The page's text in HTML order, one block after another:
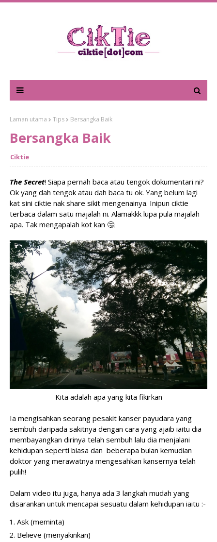
Laman utama Tips Bersangka Baik
Bersangka Baik
Ciktie
The Secret! Siapa pernah baca atau tengok dokumentari ni?
Ok yang dah tengok atau dah baca tu ok. Yang belum lagi
kat sini ciktie nak share sikit mengenainya. Inipun ciktie
terbaca dalam satu majalah ni. Alamakkk lupa pula majalah
apa. Tak mengapalah kot kan 🤔
Kita adalah apa yang kita fikirkan
Ia mengisahkan seorang pesakit kanser payudara yang
sembuh daripada sakitnya dengan cara yang ajaib iaitu dia
membayangkan dirinya telah sembuh lalu dia menjalani
kehidupan seperti biasa dan beberapa bulan kemudian
doktor yang merawatnya mengesahkan kansernya telah
pulih!
Dalam video itu juga, hanya ada 3 langkah mudah yang
disarankan untuk mencapai sesuatu dalam kehidupan iaitu :-
Ask (meminta)
Believe (menyakinkan)